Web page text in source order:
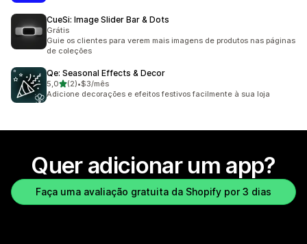
CueSi: Image Slider Bar & Dots
Grátis
Guie os clientes para verem mais imagens de produtos nas páginas
de coleções
Qe: Seasonal Effects & Decor
5,0de 5 estrelas
(2)
2 avaliações ao todo
•$3/mês
Adicione decorações e efeitos festivos facilmente à sua loja
Quer adicionar um app?
Faça uma avaliação gratuita da Shopify por 3 dias